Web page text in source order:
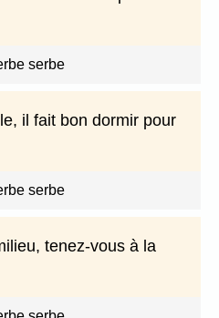
serbe
il fait bon dormir pour
serbe
tenez-vous à la